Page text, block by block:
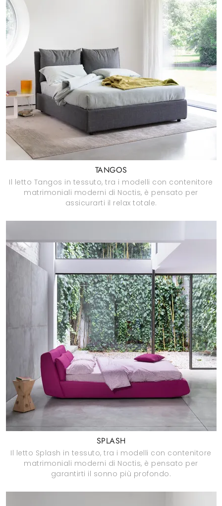
TANGOS
Il letto Tangos in tessuto, tra i modelli con contenitore
matrimoniali moderni di Noctis, è pensato per
assicurarti il relax totale.
SPLASH
Il letto Splash in tessuto, tra i modelli con contenitore
matrimoniali moderni di Noctis, è pensato per
garantirti il sonno più profondo.